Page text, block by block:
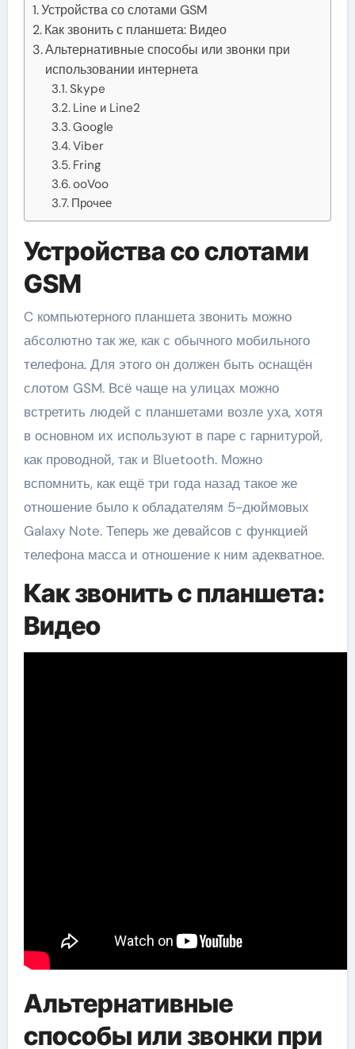
Устройства со слотами GSM
Как звонить с планшета: Видео
Альтернативные способы или звонки при
использовании интернета
Skype
Line и Line2
Google
Viber
Fring
ooVoo
Прочее
Устройства со слотами
GSM
C компьютерного планшета звонить можно
абсолютно так же, как с обычного мобильного
телефона. Для этого он должен быть оснащён
слотом GSM. Всё чаще на улицах можно
встретить людей с планшетами возле уха, хотя
в основном их используют в паре с гарнитурой,
как проводной, так и Bluetooth. Можно
вспомнить, как ещё три года назад такое же
отношение было к обладателям 5-дюймовых
Galaxy Note. Теперь же девайсов с функцией
телефона масса и отношение к ним адекватное.
Как звонить с планшета:
Видео
Альтернативные
способы или звонки при